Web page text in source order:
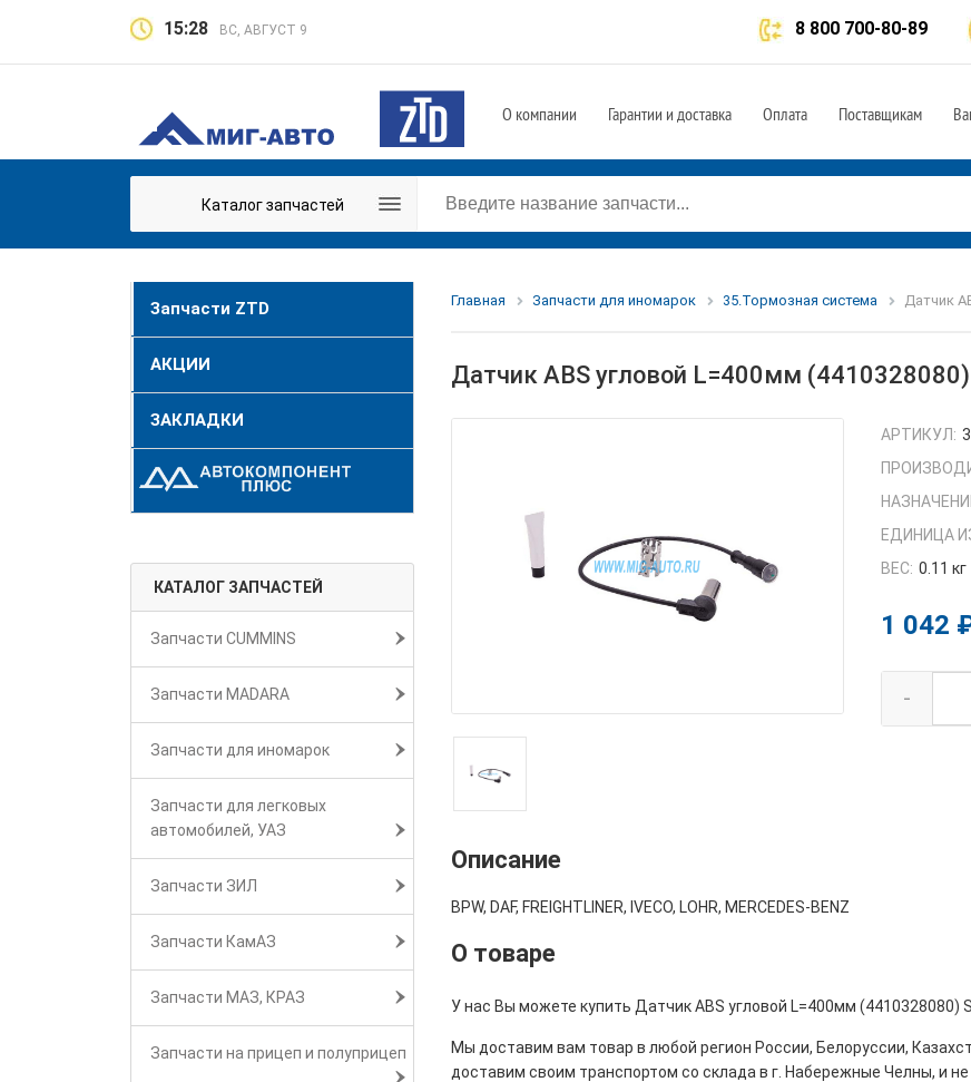
15:28 ВС, АВГУСТ 9 8 800 700-80-89
О компании Гарантии и доставка Оплата Поставщикам
Каталог запчастей
Запчасти ZTD
АКЦИИ
ЗАКЛАДКИ
КАТАЛОГ ЗАПЧАСТЕЙ
Запчасти CUMMINS
Запчасти MADARA
Запчасти для иномарок
Запчасти для легковых
автомобилей, УАЗ
Запчасти ЗИЛ
Запчасти КамАЗ
Запчасти МАЗ, КРАЗ
Запчасти на прицеп и полуприцеп
Главная Запчасти для иномарок 35.Тормозная система Датчик
Датчик ABS угловой L=400мм
АРТИКУЛ:
ЕДИНИЦА
ВЕС: 0.11 кг
1 042
-
Описание
BPW, DAF, FREIGHTLINER, IVECO, LOHR, MERCEDES-BENZ
О товаре
У нас Вы можете купить Датчик ABS угловой L=400мм (4410328080)
Мы доставим вам товар в любой регион России, Белоруссии,
доставим своим транспортом со склада в г. Набережные Челны, и